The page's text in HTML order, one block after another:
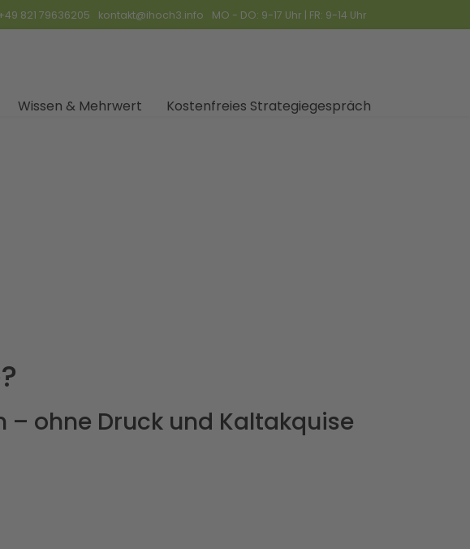
821 79636205 kontakt@ihoch3.info MO - DO: 9-17 Uhr | FR: 9-14 Uhr
Wissen & Mehrwert Kostenfreies Strategiegespräch
– ohne Druck und Kaltakquise